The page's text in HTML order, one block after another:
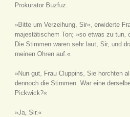
Prokurator Buzfuz.
»Bitte um Verzeihung, Sir«, erwiderte
majestätischem Ton; »so etwas zu tun,
Die Stimmen waren sehr laut, Sir, und
meinen Ohren auf.«
»Nun gut, Frau Cluppins, Sie horchten
dennoch die Stimmen. War eine
Pickwick?«
»Ja, Sir.«